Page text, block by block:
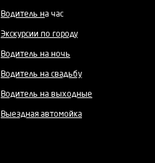
Водитель на час
Экскурсии по городу
Водитель на ночь
Водитель на свадьбу
Водитель на выходные
Выездная автомойка